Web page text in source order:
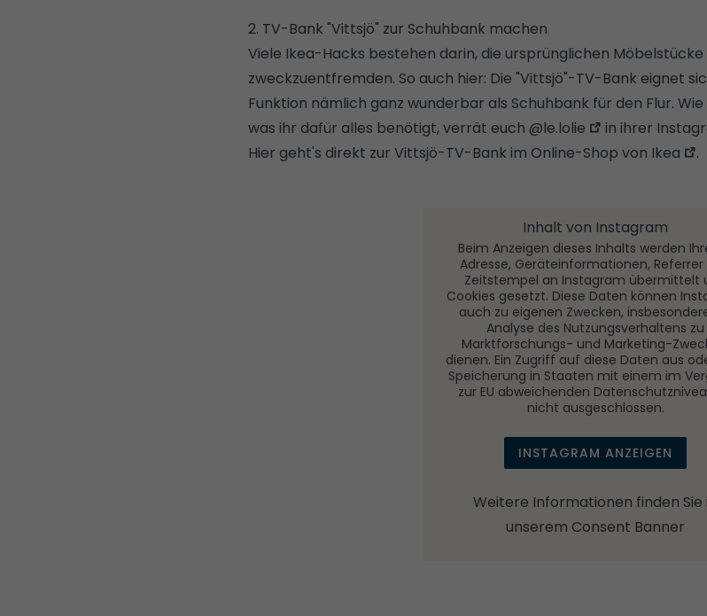
2. TV-Bank "Vittsjö" zur Schuhbank machen
Viele Ikea-Hacks bestehen darin, die ursprünglichen
zweckzuentfremden. So auch hier: Die "Vittsjö"-TV-Bank eignet
Funktion nämlich ganz wunderbar als Schuhbank für den Flur.
was ihr dafür alles benötigt, verrät euch @le.lolie in ihrer
Hier geht's direkt zur Vittsjö-TV-Bank im Online-Shop von Ikea .
Inhalt von Instagram
Beim Anzeigen dieses Inhalts werden
Adresse, Geräteinformationen, Referrer
Zeitstempel an Instagram übermittelt
Cookies gesetzt. Diese Daten können
auch zu eigenen Zwecken,
Analyse des Nutzungsverhaltens zu
Marktforschungs- und Marketing-
dienen. Ein Zugriff auf diese Daten aus
Speicherung in Staaten mit einem im
zur EU abweichenden
nicht ausgeschlossen.
INSTAGRAM ANZEIGEN
Weitere Informationen finden Sie
unserem Consent Banner